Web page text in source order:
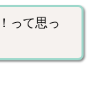
って思っ